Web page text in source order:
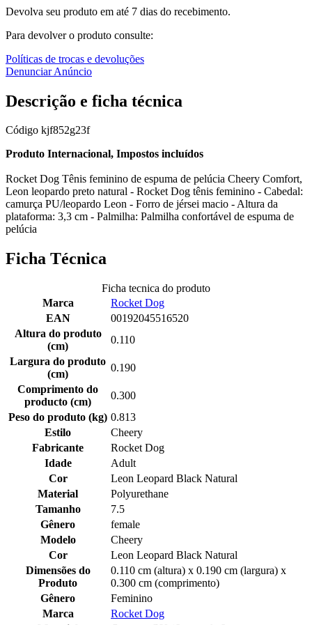
Devolva seu produto em até 7 dias do recebimento.
Para devolver o produto consulte:
Políticas de trocas e devoluções
Denunciar Anúncio
Descrição e ficha técnica
Código kjf852g23f
Produto Internacional, Impostos incluídos
Rocket Dog Tênis feminino de espuma de pelúcia Cheery Comfort,
Leon leopardo preto natural - Rocket Dog tênis feminino - Cabedal:
camurça PU/leopardo Leon - Forro de jérsei macio - Altura da
plataforma: 3,3 cm - Palmilha: Palmilha confortável de espuma de
pelúcia
Ficha Técnica
Ficha tecnica do produto
Marca
Rocket Dog
EAN
00192045516520
Altura do produto
(cm)
0.110
Largura do produto
(cm)
0.190
Comprimento do
producto (cm)
0.300
Peso do produto (kg) 0.813
Estilo
Cheery
Fabricante
Rocket Dog
Idade
Adult
Cor
Leon Leopard Black Natural
Material
Polyurethane
Tamanho
7.5
Gênero
female
Modelo
Cheery
Cor
Leon Leopard Black Natural
Dimensões do
Produto
0.110 cm (altura) x 0.190 cm (largura) x
0.300 cm (comprimento)
Gênero
Feminino
Marca
Rocket Dog